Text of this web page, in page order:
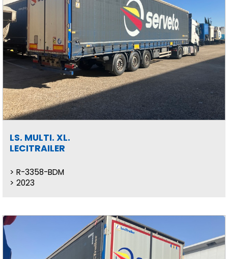
LS. MULTI. XL.
LECITRAILER
R-3358-BDM
2023